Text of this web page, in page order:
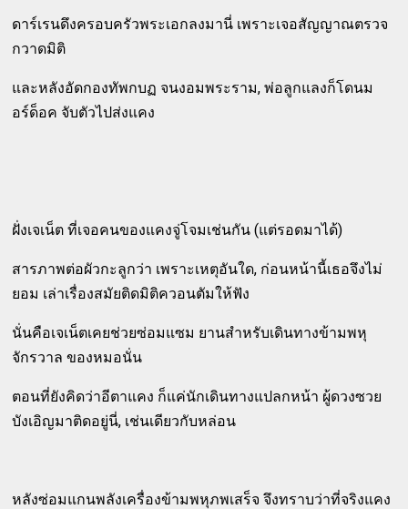
ดาร์เรนดึงครอบครัวพระเอกลงมานี่ เพราะเจอสัญญาณตรวจ
กวาดมิติ
และหลังอัดกองทัพกบฏ จนงอมพระราม, พ่อลูกแลงก็โดนม
อร์ด็อค จับตัวไปส่งแคง
ฝั่งเจเน็ต ที่เจอคนของแคงจู่โจมเช่นกัน (แต่รอดมาได้)
สารภาพต่อผัวกะลูกว่า เพราะเหตุอันใด, ก่อนหน้านี้เธอจึงไม่
ยอม เล่าเรื่องสมัยติดมิติควอนตัมให้ฟัง
นั่นคือเจเน็ตเคยช่วยซ่อมแซม ยานสำหรับเดินทางข้ามพหุ
จักรวาล ของหมอนั่น
ตอนที่ยังคิดว่าอีตาแคง ก็แค่นักเดินทางแปลกหน้า ผู้ดวงซวย
บังเอิญมาติดอยู่นี่, เช่นเดียวกับหล่อน
หลังซ่อมแกนพลังเครื่องข้ามพหุภพเสร็จ จึงทราบว่าที่จริงแคง